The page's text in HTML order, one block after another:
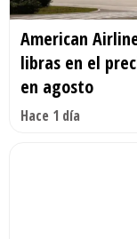
American
libras en el
en agosto
Hace 1 día